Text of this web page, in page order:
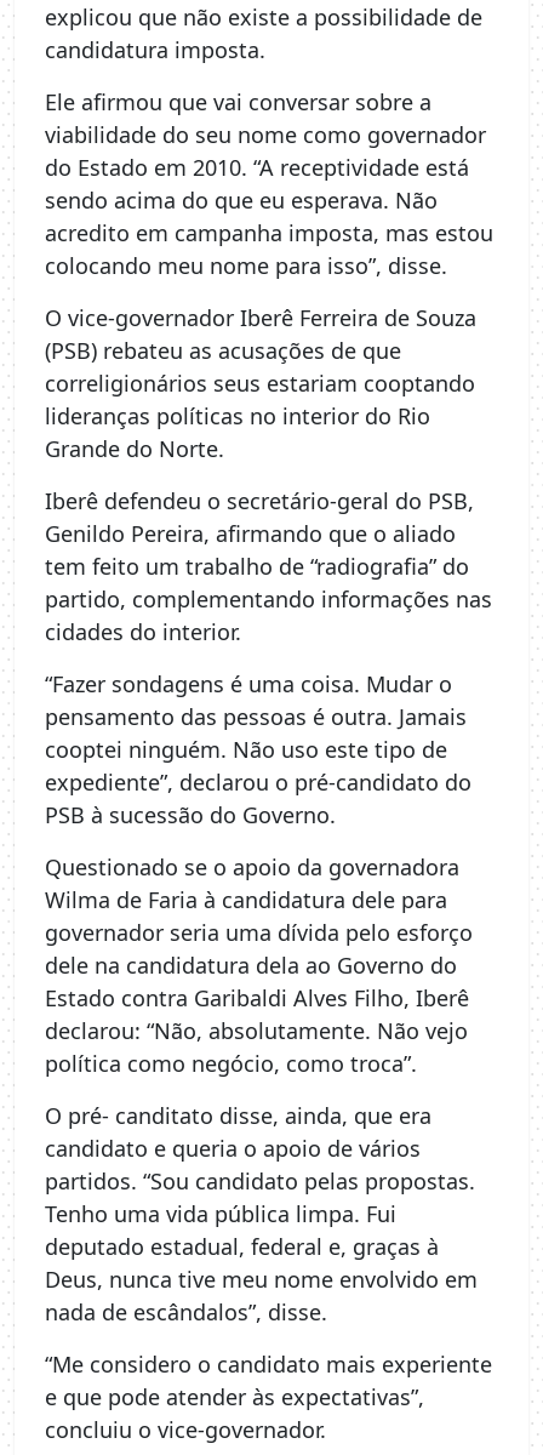
explicou que não existe a possibilidade de
candidatura imposta.
Ele afirmou que vai conversar sobre a
viabilidade do seu nome como governador
do Estado em 2010. “A receptividade está
sendo acima do que eu esperava. Não
acredito em campanha imposta, mas estou
colocando meu nome para isso”, disse.
O vice-governador Iberê Ferreira de Souza
(PSB) rebateu as acusações de que
correligionários seus estariam cooptando
lideranças políticas no interior do Rio
Grande do Norte.
Iberê defendeu o secretário-geral do PSB,
Genildo Pereira, afirmando que o aliado
tem feito um trabalho de “radiografia” do
partido, complementando informações nas
cidades do interior.
“Fazer sondagens é uma coisa. Mudar o
pensamento das pessoas é outra. Jamais
cooptei ninguém. Não uso este tipo de
expediente”, declarou o pré-candidato do
PSB à sucessão do Governo.
Questionado se o apoio da governadora
Wilma de Faria à candidatura dele para
governador seria uma dívida pelo esforço
dele na candidatura dela ao Governo do
Estado contra Garibaldi Alves Filho, Iberê
declarou: “Não, absolutamente. Não vejo
política como negócio, como troca”.
O pré- canditato disse, ainda, que era
candidato e queria o apoio de vários
partidos. “Sou candidato pelas propostas.
Tenho uma vida pública limpa. Fui
deputado estadual, federal e, graças à
Deus, nunca tive meu nome envolvido em
nada de escândalos”, disse.
“Me considero o candidato mais experiente
e que pode atender às expectativas”,
concluiu o vice-governador.